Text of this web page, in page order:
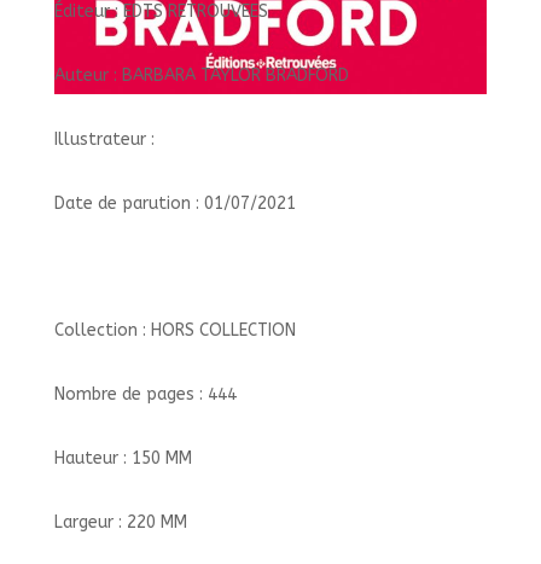
Éditeur : EDTS RETROUVEES
Auteur : BARBARA TAYLOR BRADFORD
Illustrateur :
Date de parution : 01/07/2021
Collection : HORS COLLECTION
Nombre de pages : 444
Hauteur : 150 MM
Largeur : 220 MM